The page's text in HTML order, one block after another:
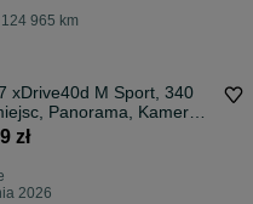
965 km
xDrive40d M Sport, 340
Panorama, Kamera
23%
zł
2026